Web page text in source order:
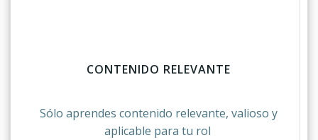
CONTENIDO RELEVANTE
Sólo aprendes contenido relevante, valioso y
aplicable para tu rol